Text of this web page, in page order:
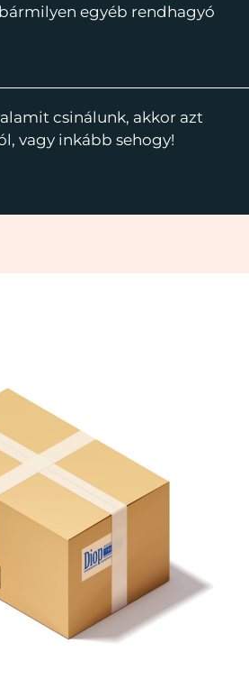
egyéb rendhagyó
csinálunk, akkor azt
vagy inkább sehogy!